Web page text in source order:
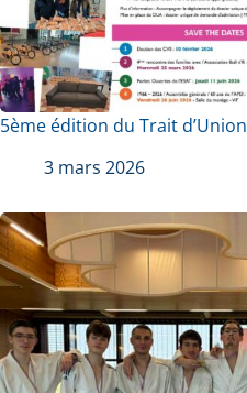
5ème édition du Trait d’Union
3 mars 2026